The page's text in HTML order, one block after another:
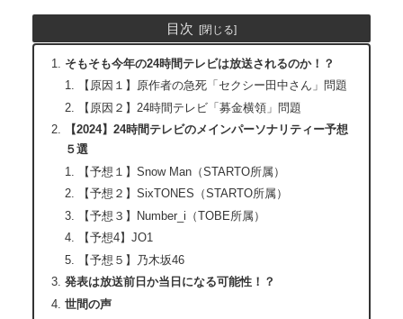
目次
そもそも今年の24時間テレビは放送されるのか！？
【原因１】原作者の急死「セクシー田中さん」問題
【原因２】24時間テレビ「募金横領」問題
【2024】24時間テレビのメインパーソナリティー予想
５選
【予想１】Snow Man（STARTO所属）
【予想２】SixTONES（STARTO所属）
【予想３】Number_i（TOBE所属）
【予想4】JO1
【予想５】乃木坂46
発表は放送前日か当日になる可能性！？
世間の声